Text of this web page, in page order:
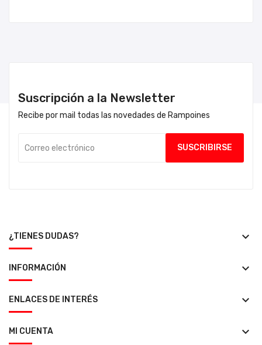
Suscripción a la Newsletter
Recibe por mail todas las novedades de Rampoines
¿TIENES DUDAS? keyboard_arrow_down
INFORMACIÓN keyboard_arrow_down
ENLACES DE INTERÉS keyboard_arrow_down
MI CUENTA keyboard_arrow_down